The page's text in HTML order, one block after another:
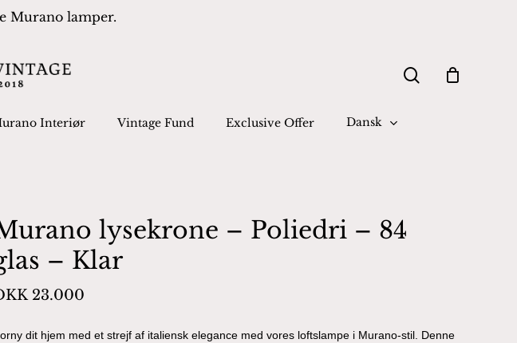
Murano lamper.
Interiør Vintage Fund Exclusive Offer Dansk
lysekrone – Poliedri – 84
– Klar
23.000
dit hjem med et strejf af italiensk elegance med vores loftslampe i Murano-stil. Denne